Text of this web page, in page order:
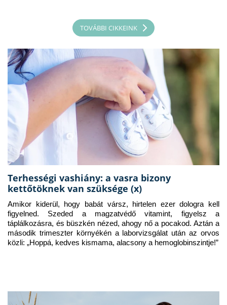
TOVÁBBI CIKKEINK
Terhességi vashiány: a vasra bizony
kettőtöknek van szüksége (x)
Amikor kiderül, hogy babát vársz, hirtelen ezer dologra kell
figyelned. Szeded a magzatvédő vitamint, figyelsz a
táplálkozásra, és büszkén nézed, ahogy nő a pocakod. Aztán a
második trimeszter környékén a laborvizsgálat után az orvos
közli: „Hoppá, kedves kismama, alacsony a hemoglobinszintje!”